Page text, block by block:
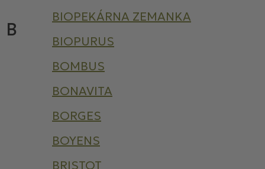
B
BIOPEKÁRNA ZEMANKA
BIOPURUS
BOMBUS
BONAVITA
BORGES
BOYENS
BRISTOT